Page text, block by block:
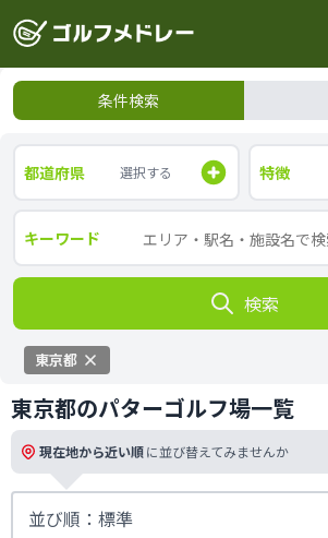
条件検索
都道府県 選択する 特徴
キーワード
検索
東京都
東京都のパターゴルフ場一覧
現在地から近い順に並び替えてみませんか